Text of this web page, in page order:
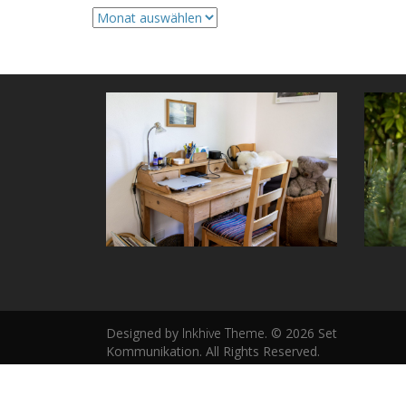
Archive
Designed by Inkhive Theme. © 2026 Set
Kommunikation. All Rights Reserved.